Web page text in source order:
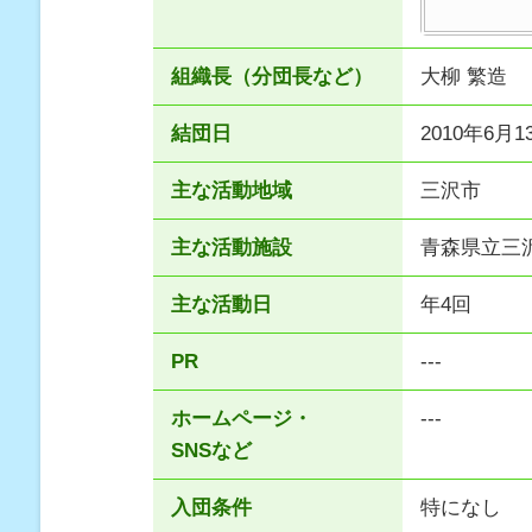
組織長（分団長など） 大柳 繁造
結団日 2010年6月
主な活動地域 三沢市
主な活動施設 青森県立三
主な活動日 年4回
PR ---
ホームページ・
SNSなど
---
入団条件 特になし